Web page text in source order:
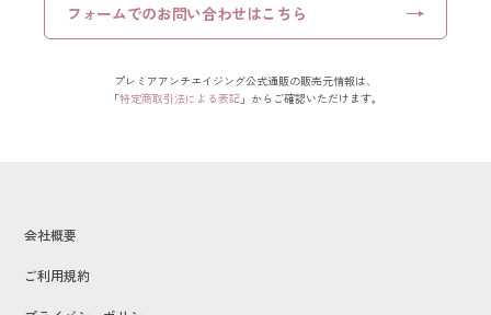
フォームでのお問い合わせはこちら
プレミアアンチエイジング公式通販の販売元情報は、
「特定商取引法による表記 」からご確認いただけます。
会社概要
ご利用規約